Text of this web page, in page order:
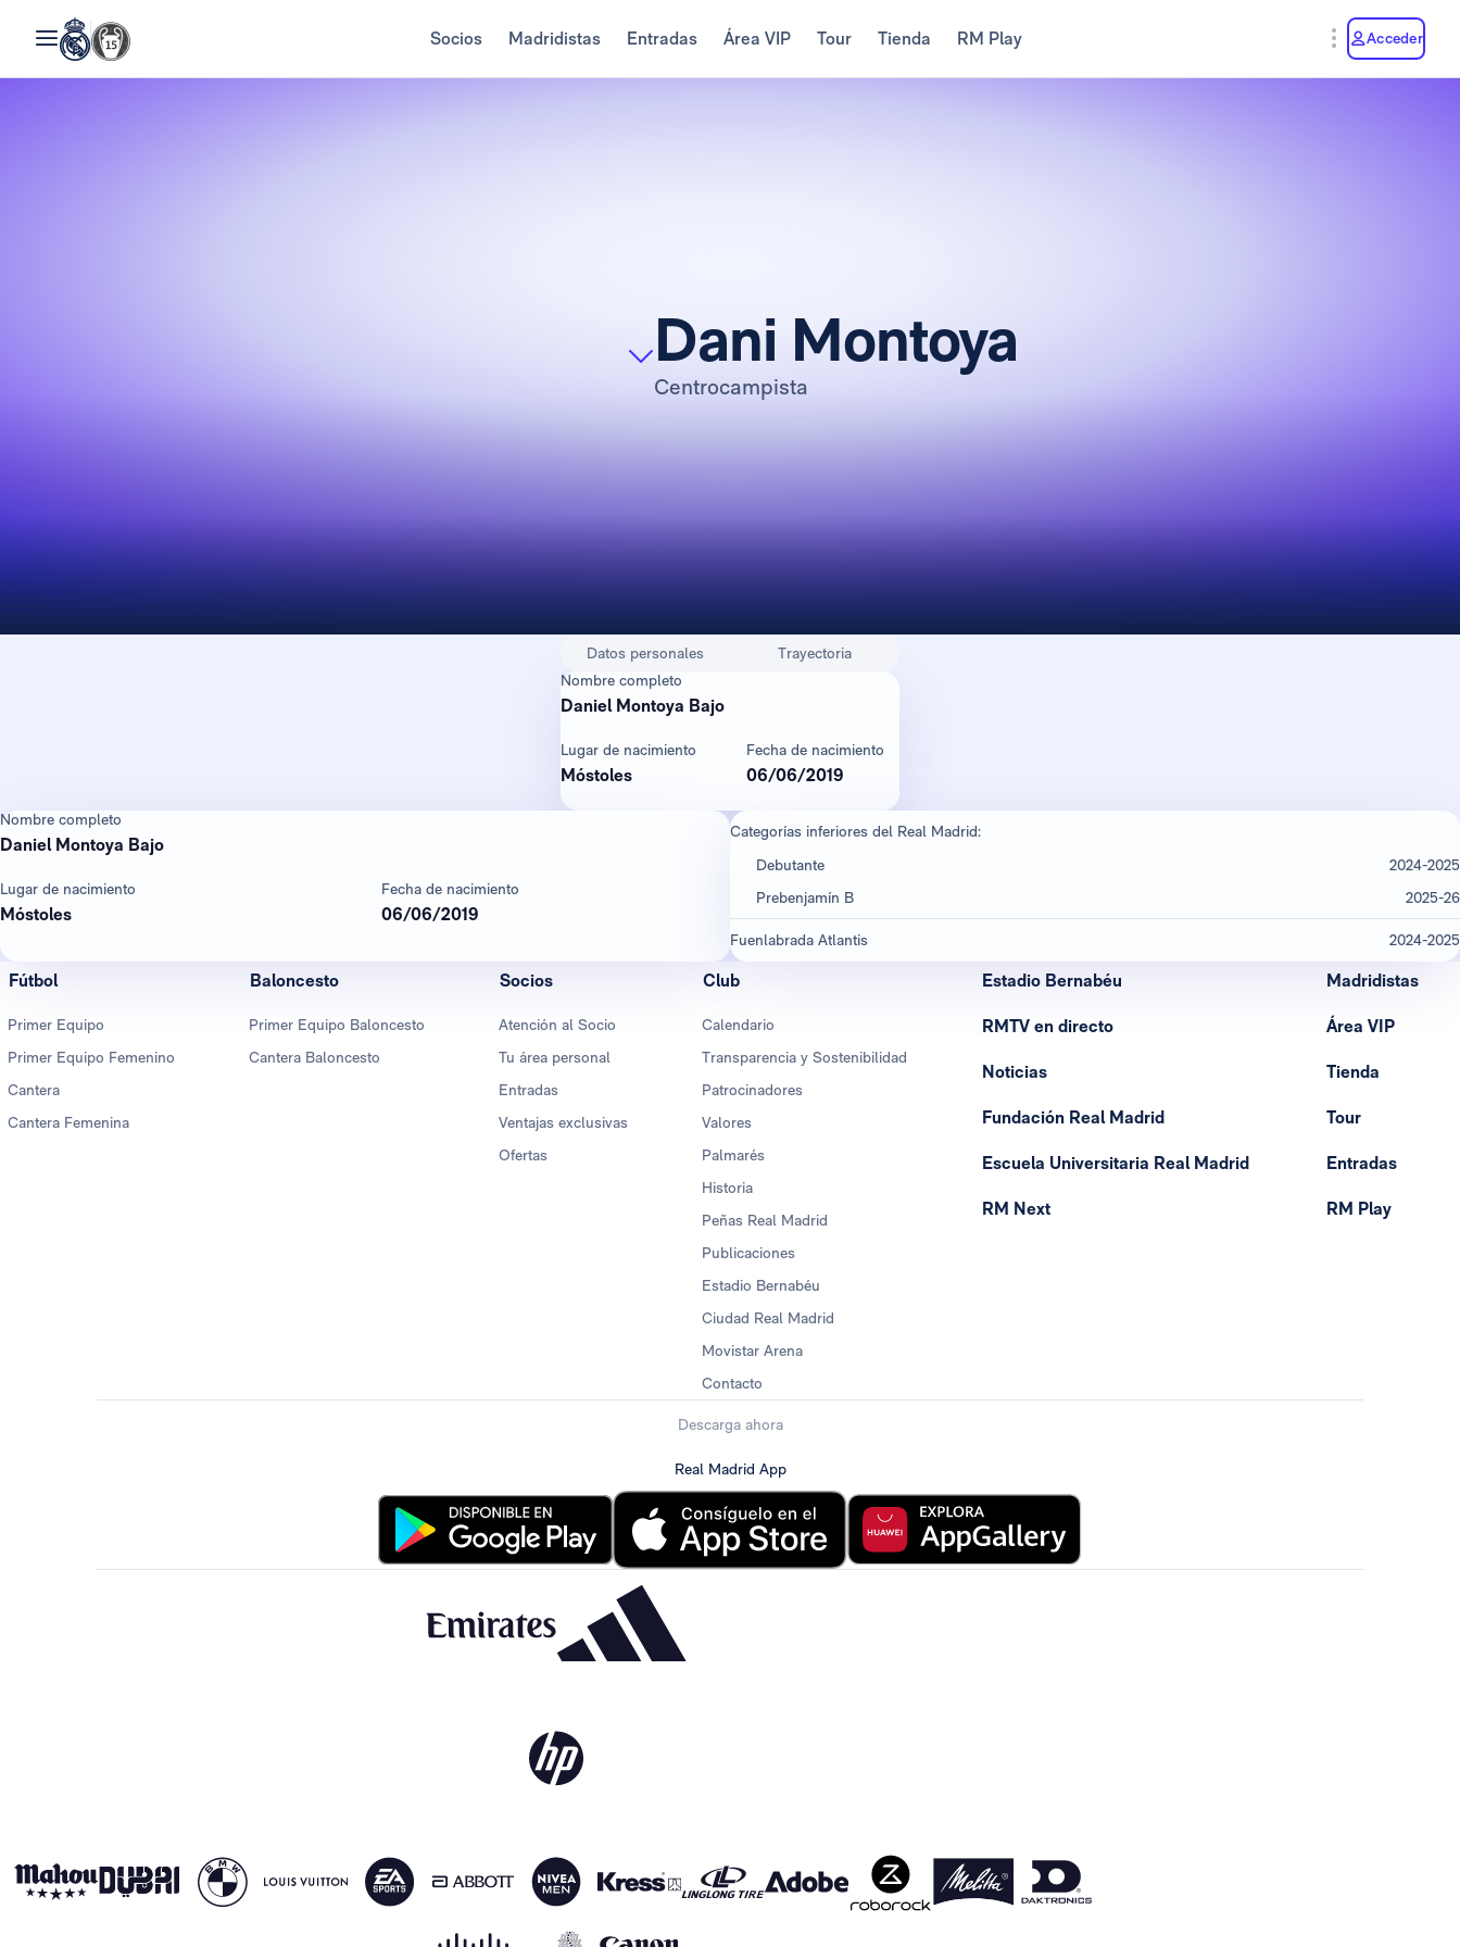
Socios Madridistas Entradas Área VIP Tour Tienda RM Play Acceder
Dani Montoya
Centrocampista
Datos personales
Trayectoria
Nombre completo
Daniel Montoya Bajo
Lugar de nacimiento
Móstoles
Fecha de nacimiento
06/06/2019
Nombre completo
Daniel Montoya Bajo
Lugar de nacimiento
Móstoles
Fecha de nacimiento
06/06/2019
Categorías inferiores del Real Madrid:
Debutante
2024-2025
Prebenjamín B
2025-26
Fuenlabrada Atlantis 2024-2025
Fútbol
Primer Equipo
Primer Equipo Femenino
Cantera
Cantera Femenina
Baloncesto
Primer Equipo Baloncesto
Cantera Baloncesto
Socios
Atención al Socio
Tu área personal
Entradas
Ventajas exclusivas
Ofertas
Club
Calendario
Transparencia y Sostenibilidad
Patrocinadores
Valores
Palmarés
Historia
Peñas Real Madrid
Publicaciones
Estadio Bernabéu
Ciudad Real Madrid
Movistar Arena
Contacto
Estadio Bernabéu
RMTV en directo
Noticias
Fundación Real Madrid
Escuela Universitaria Real Madrid
RM Next
Madridistas
Área VIP
Tienda
Tour
Entradas
RM Play
Descarga ahora
Real Madrid App